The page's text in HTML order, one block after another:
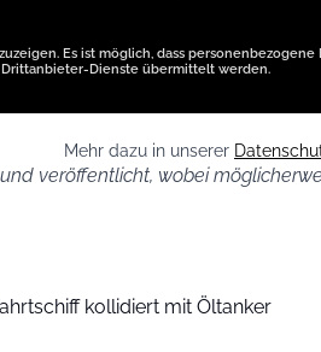
Es ist möglich, dass personenbezogene
Dienste übermittelt werden.
Mehr dazu in unserer
veröffentlicht, wobei
kollidiert mit Öltanker